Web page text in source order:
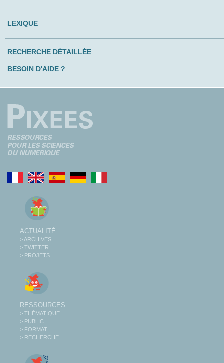
LEXIQUE
RECHERCHE DÉTAILLÉE
BESOIN D'AIDE ?
ACTUALITÉ
> ARCHIVES
> TWITTER
> PROJETS
RESSOURCES
> THÉMATIQUE
> PUBLIC
> FORMAT
> RECHERCHE